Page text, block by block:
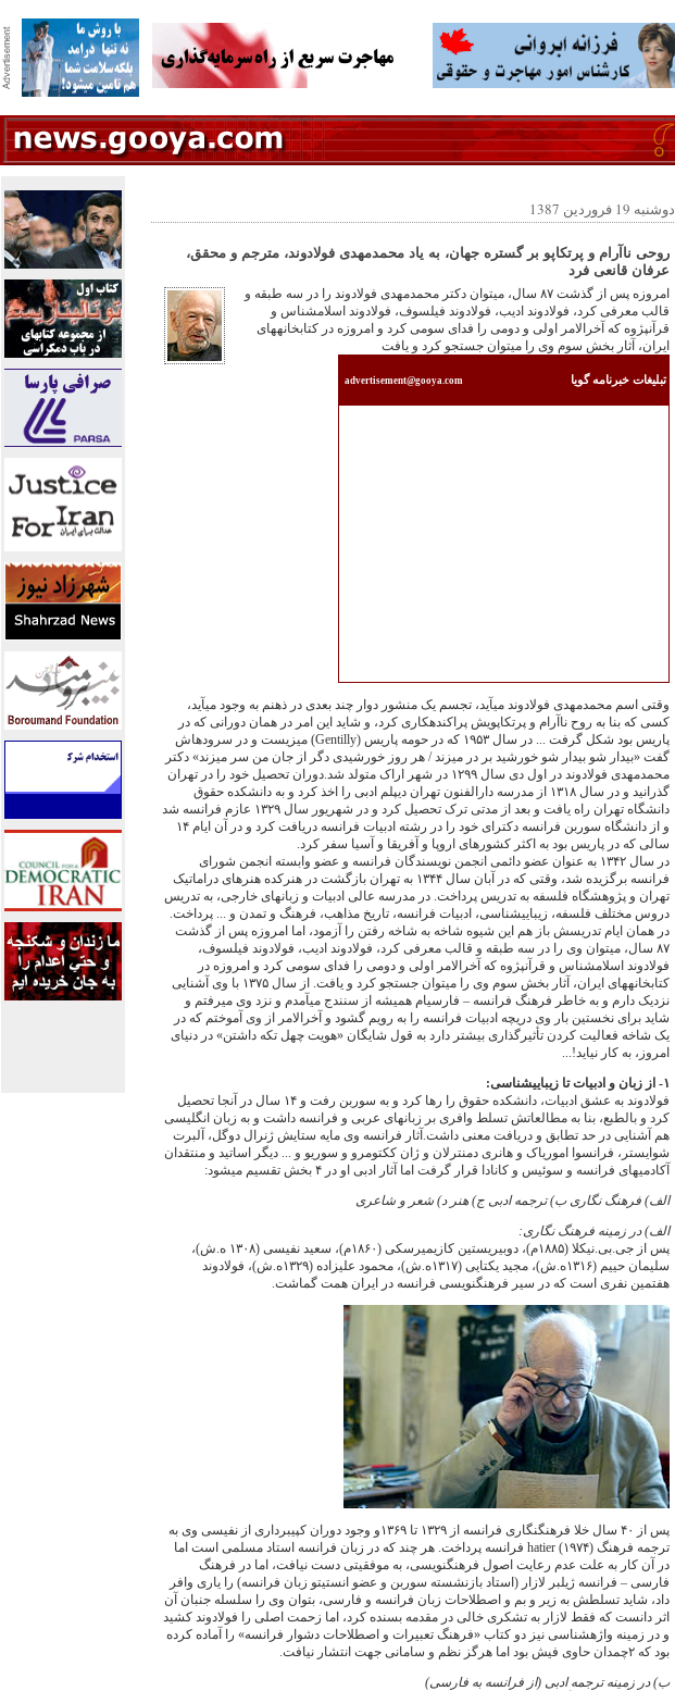
دوشنبه 19 فروردين 1387
روحی ناآرام و پرتکاپو بر گستره جهان، به ياد محمدمهدی فولادوند، مترجم و محقق،
عرفان قانعی فرد
امروزه پس از گذشت ٨۷ سال، می‏توان دکتر محمدمهدی فولادوند را در سه طبقه و
قالب معرفی کرد، فولادوند اديب، فولادوند فيلسوف، فولادوند اسلام‏شناس و
قرآن‏پژوه که آخرالامر اولی و دومی را فدای سومی کرد و امروزه در کتابخانه‏های
ايران، آثار بخش سوم وی را می‏توان جستجو کرد و يافت
تبليغات خبرنامه گويا advertisement@gooya.com
وقتی اسم محمدمهدی فولادوند می‏آيد، تجسم يک منشور دوار چند بعدی در ذهنم به وجود می‏آيد،
کسی که بنا به روح ناآرام و پرتکاپويش پراکنده‏کاری کرد، و شايد اين امر در همان دورانی که در
پاريس بود شکل گرفت ... در سال ۱۹۵٣ که در حومه پاريس (Gentilly) می‏زيست و در سروده‏اش
گفت «بيدار شو بيدار شو خورشيد بر در می‏زند / هر روز خورشيدی دگر از جان من سر می‏زند» دکتر
محمدمهدی فولادوند در اول دی سال ۱۲۹۹ در شهر اراک متولد شد.دوران تحصيل خود را در تهران
گذرانيد و در سال ۱٣۱٨ از مدرسه دارالفنون تهران ديپلم ادبی را اخذ کرد و به دانشکده حقوق
دانشگاه تهران راه يافت و بعد از مدتی ترک تحصيل کرد و در شهريور سال ۱٣۲۹ عازم فرانسه شد
و از دانشگاه سوربن فرانسه دکترای خود را در رشته ادبيات فرانسه دريافت کرد و در آن ايام ۱۴
سالی که در پاريس بود به اکثر کشورهای اروپا و آفريقا و آسيا سفر کرد.
در سال ۱٣۴۲ به عنوان عضو دائمی انجمن نويسندگان فرانسه و عضو وابسته انجمن شورای
فرانسه برگزيده شد، وقتی که در آبان سال ۱٣۴۴ به تهران بازگشت در هنرکده هنرهای دراماتيک
تهران و پژوهشگاه فلسفه به تدريس پرداخت. در مدرسه عالی ادبيات و زبانهای خارجی، به تدريس
دروس مختلف فلسفه، زيبايی‏شناسی، ادبيات فرانسه، تاريخ مذاهب، فرهنگ و تمدن و ... پرداخت.
در همان ايام تدريسش باز هم اين شيوه شاخه به شاخه رفتن را آزمود، اما امروزه پس از گذشت
٨۷ سال، می‏توان وی را در سه طبقه و قالب معرفی کرد، فولادوند اديب، فولادوند فيلسوف،
فولادوند اسلام‏شناس و قرآن‏پژوه که آخرالامر اولی و دومی را فدای سومی کرد و امروزه در
کتابخانه‏های ايران، آثار بخش سوم وی را می‏توان جستجو کرد و يافت. از سال ۱٣۷۵ با وی آشنايی
نزديک دارم و به خاطر فرهنگ فرانسه – فارسی‏ام هميشه از سنندج می‏آمدم و نزد وی می‏رفتم و
شايد برای نخستين بار وی دريچه ادبيات فرانسه را به رويم گشود و آخرالامر از وی آموختم که در
يک شاخه فعاليت کردن تأثيرگذاری بيشتر دارد به قول شايگان «هويت چهل تکه داشتن» در دنيای
امروز، به کار نيايد!...
۱- از زبان و ادبيات تا زيبايی‏شناسی:
فولادوند به عشق ادبيات، دانشکده حقوق را رها کرد و به سوربن رفت و ۱۴ سال در آنجا تحصيل
کرد و بالطبع، بنا به مطالعاتش تسلط وافری بر زبانهای عربی و فرانسه داشت و به زبان انگليسی
هم آشنايی در حد تطابق و دريافت معنی داشت.آثار فرانسه وی مايه ستايش ژنرال دوگل، آلبرت
شوايستر، فرانسوا امورياک و هانری دمنترلان و ژان ککتومرو و سوريو و ... ديگر اساتيد و منتقدان
آکادميهای فرانسه و سوئيس و کانادا قرار گرفت اما آثار ادبی او در ۴ بخش تقسيم می‏شود:
الف) فرهنگ نگاری ب) ترجمه ادبی ج) هنر د) شعر و شاعری
الف) در زمينه فرهنگ نگاری:
پس از جی.بی.نيکلا (۱٨٨۵م)، دوبيريستين کازيميرسکی (۱٨۶۰م)، سعيد نفيسی (۱٣۰٨ ه.ش)،
سليمان حييم (۱٣۱۶ه.ش)، مجيد يکتايی (۱٣۱۷ه.ش)، محمود عليزاده (۱٣۲۹ه.ش)، فولادوند
هفتمين نفری است که در سير فرهنگ‏نويسی فرانسه در ايران همت گماشت.
پس از ۴۰ سال خلا فرهنگ‏نگاری فرانسه از ۱٣۲۹ تا ۱٣۶۹و وجود دوران کپی‏برداری از نفيسی وی به
ترجمه فرهنگ hatier (۱۹۷۴) فرانسه پرداخت. هر چند که در زبان فرانسه استاد مسلمی است اما
در آن کار به علت عدم رعايت اصول فرهنگ‏نويسی، به موفقيتی دست نيافت، اما در فرهنگ
فارسی – فرانسه ژيلبر لازار (استاد بازنشسته سوربن و عضو انستيتو زبان فرانسه) را ياری وافر
داد، شايد تسلطش به زير و بم و اصطلاحات زبان فرانسه و فارسی، بتوان وی را سلسله جنبان آن
اثر دانست که فقط لازار به تشکری خالی در مقدمه بسنده کرد، اما زحمت اصلی را فولادوند کشيد
و در زمينه واژه‏شناسی نيز دو کتاب «فرهنگ تعبيرات و اصطلاحات دشوار فرانسه» را آماده کرده
بود که ۲چمدان حاوی فيش بود اما هرگز نظم و سامانی جهت انتشار نيافت.
ب) در زمينه ترجمه ادبی (از فرانسه به فارسی)